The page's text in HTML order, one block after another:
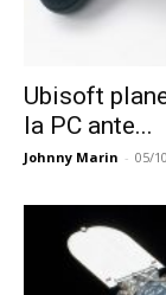
Ubisoft
la PC ante...
Johnny Marin - 05/